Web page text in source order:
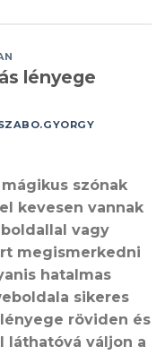
lényege
szónak
kevesen vannak
vagy
megismerkedni
hatalmas
sikeres
röviden és
láthatóvá váljon a